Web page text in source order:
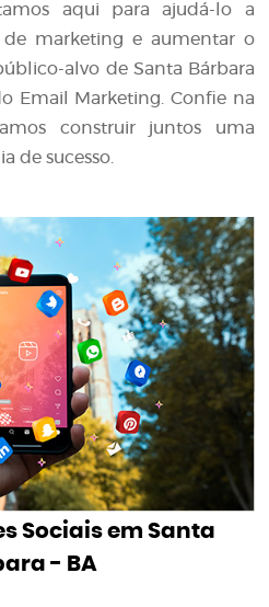
aqui para ajudá-lo a
de marketing e aumentar o
alvo de Santa Bárbara
Email Marketing. Confie na
construir juntos uma
de sucesso.
Sociais em Santa
- BA